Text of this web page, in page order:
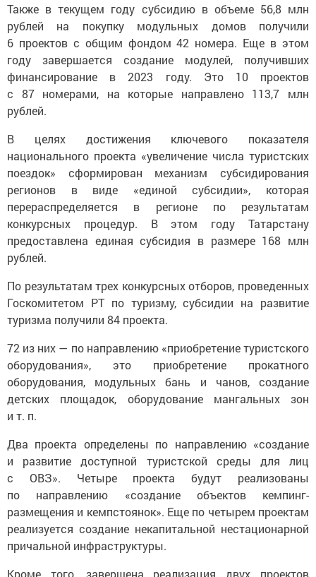
Также в текущем году субсидию в объеме 56,8 млн
рублей на покупку модульных домов получили
6 проектов с общим фондом 42 номера. Еще в этом
году завершается создание модулей, получивших
финансирование в 2023 году. Это 10 проектов
с 87 номерами, на которые направлено 113,7 млн
рублей.
В целях достижения ключевого показателя
национального проекта «увеличение числа туристских
поездок» сформирован механизм субсидирования
регионов в виде «единой субсидии», которая
перераспределяется в регионе по результатам
конкурсных процедур. В этом году Татарстану
предоставлена единая субсидия в размере 168 млн
рублей.
По результатам трех конкурсных отборов, проведенных
Госкомитетом РТ по туризму, субсидии на развитие
туризма получили 84 проекта.
72 из них — по направлению «приобретение туристского
оборудования», это приобретение прокатного
оборудования, модульных бань и чанов, создание
детских площадок, оборудование мангальных зон
и т. п.
Два проекта определены по направлению «создание
и развитие доступной туристской среды для лиц
с ОВЗ». Четыре проекта будут реализованы
по направлению «создание объектов кемпинг-
размещения и кемпстоянок». Еще по четырем проектам
реализуется создание некапитальной нестационарной
причальной инфраструктуры.
Кроме того, завершена реализация двух проектов